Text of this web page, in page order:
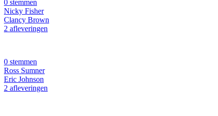
0 stemmen
Nicky Fisher
Clancy Brown
2 afleveringen
0 stemmen
Ross Sumner
Eric Johnson
2 afleveringen